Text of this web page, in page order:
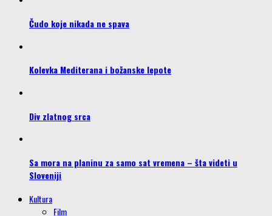
Čudo koje nikada ne spava
Kolevka Mediterana i božanske lepote
Div zlatnog srca
Sa mora na planinu za samo sat vremena – šta videti u
Sloveniji
Kultura
Film